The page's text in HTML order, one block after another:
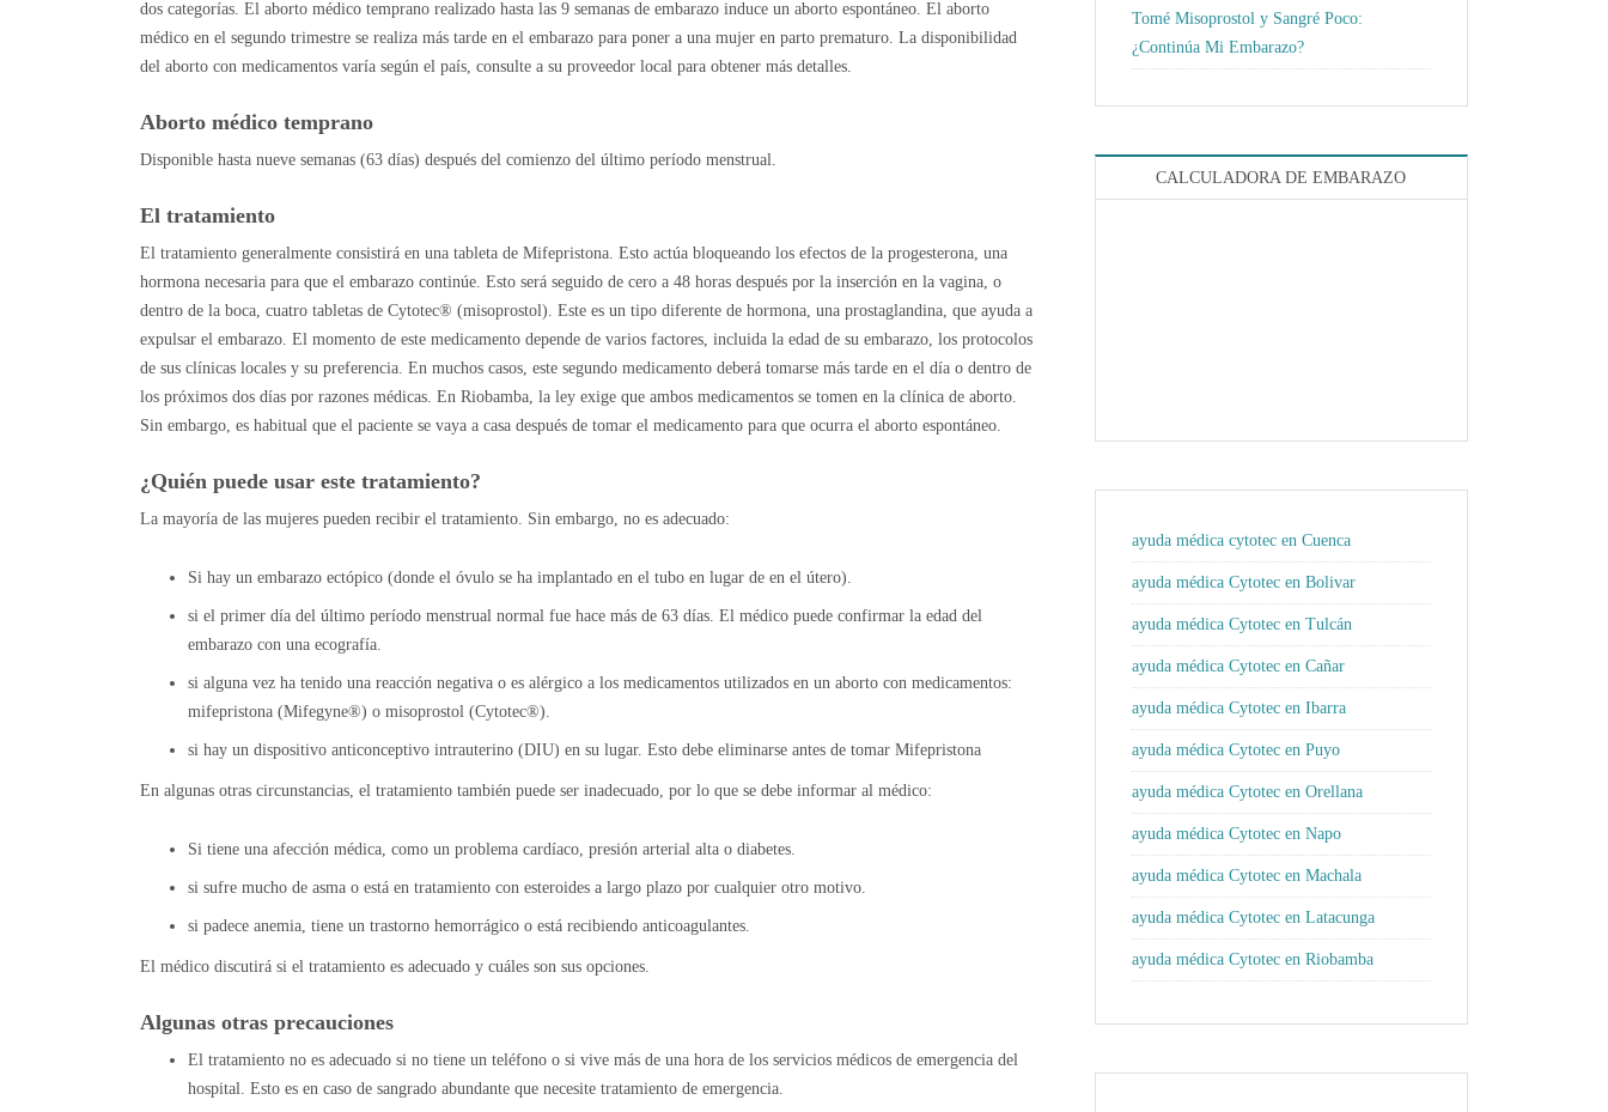
dos categorías. El aborto médico temprano realizado hasta las 9 semanas de embarazo induce un aborto espontáneo. El aborto
médico en el segundo trimestre se realiza más tarde en el embarazo para poner a una mujer en parto prematuro. La disponibilidad
del aborto con medicamentos varía según el país, consulte a su proveedor local para obtener más detalles.
Aborto médico temprano
Disponible hasta nueve semanas (63 días) después del comienzo del último período menstrual.
El tratamiento
El tratamiento generalmente consistirá en una tableta de Mifepristona. Esto actúa bloqueando los efectos de la progesterona, una
hormona necesaria para que el embarazo continúe. Esto será seguido de cero a 48 horas después por la inserción en la vagina, o
dentro de la boca, cuatro tabletas de Cytotec® (misoprostol). Este es un tipo diferente de hormona, una prostaglandina, que ayuda a
expulsar el embarazo. El momento de este medicamento depende de varios factores, incluida la edad de su embarazo, los protocolos
de sus clínicas locales y su preferencia. En muchos casos, este segundo medicamento deberá tomarse más tarde en el día o dentro de
los próximos dos días por razones médicas. En Riobamba, la ley exige que ambos medicamentos se tomen en la clínica de aborto.
Sin embargo, es habitual que el paciente se vaya a casa después de tomar el medicamento para que ocurra el aborto espontáneo.
¿Quién puede usar este tratamiento?
La mayoría de las mujeres pueden recibir el tratamiento. Sin embargo, no es adecuado:
Si hay un embarazo ectópico (donde el óvulo se ha implantado en el tubo en lugar de en el útero).
si el primer día del último período menstrual normal fue hace más de 63 días. El médico puede confirmar la edad del
embarazo con una ecografía.
si alguna vez ha tenido una reacción negativa o es alérgico a los medicamentos utilizados en un aborto con medicamentos:
mifepristona (Mifegyne®) o misoprostol (Cytotec®).
si hay un dispositivo anticonceptivo intrauterino (DIU) en su lugar. Esto debe eliminarse antes de tomar Mifepristona
En algunas otras circunstancias, el tratamiento también puede ser inadecuado, por lo que se debe informar al médico:
Si tiene una afección médica, como un problema cardíaco, presión arterial alta o diabetes.
si sufre mucho de asma o está en tratamiento con esteroides a largo plazo por cualquier otro motivo.
si padece anemia, tiene un trastorno hemorrágico o está recibiendo anticoagulantes.
El médico discutirá si el tratamiento es adecuado y cuáles son sus opciones.
Algunas otras precauciones
El tratamiento no es adecuado si no tiene un teléfono o si vive más de una hora de los servicios médicos de emergencia del
hospital. Esto es en caso de sangrado abundante que necesite tratamiento de emergencia.
Tomé Misoprostol y Sangré Poco:
¿Continúa Mi Embarazo?
CALCULADORA DE EMBARAZO
ayuda médica cytotec en Cuenca
ayuda médica Cytotec en Bolivar
ayuda médica Cytotec en Tulcán
ayuda médica Cytotec en Cañar
ayuda médica Cytotec en Ibarra
ayuda médica Cytotec en Puyo
ayuda médica Cytotec en Orellana
ayuda médica Cytotec en Napo
ayuda médica Cytotec en Machala
ayuda médica Cytotec en Latacunga
ayuda médica Cytotec en Riobamba